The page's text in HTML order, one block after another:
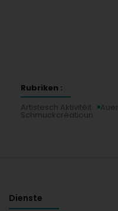
Rubriken :
Artistesch Aktivitéit
Auer
Schmuckcréatioun
Dienste